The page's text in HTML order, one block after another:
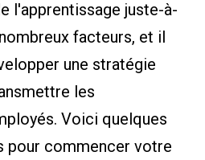
l'apprentissage juste-à-
facteurs, et il
une stratégie
les
Voici quelques
pour commencer votre